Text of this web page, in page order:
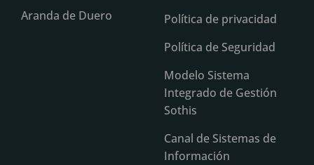
Aranda de Duero
Política de privacidad
Política de Seguridad
Modelo Sistema
Integrado de Gestión
Sothis
Canal de Sistemas de
Información